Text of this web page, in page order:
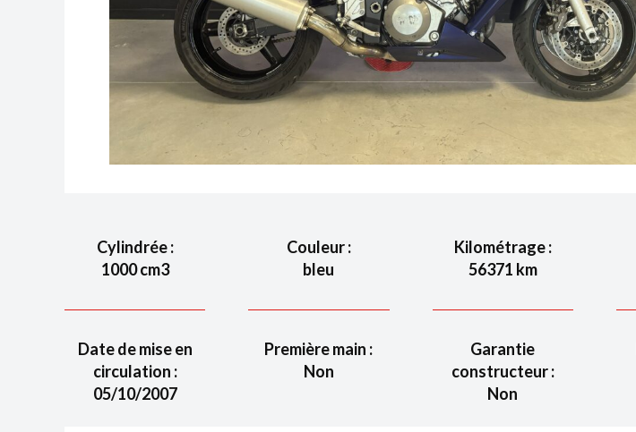
Cylindrée :
1000cm3
Couleur :
bleu
Kilométrage :
56371 km
Date de mise en
circulation :
05/10/2007
Première main :
Non
Garantie
constructeur :
Non